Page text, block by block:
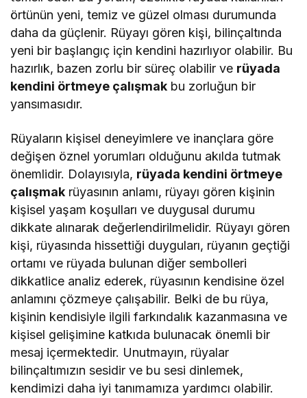
örtünün yeni, temiz ve güzel olması durumunda
daha da güçlenir. Rüyayı gören kişi, bilinçaltında
yeni bir başlangıç için kendini hazırlıyor olabilir. Bu
hazırlık, bazen zorlu bir süreç olabilir ve rüyada
kendini örtmeye çalışmak bu zorluğun bir
yansımasıdır.
Rüyaların kişisel deneyimlere ve inançlara göre
değişen öznel yorumları olduğunu akılda tutmak
önemlidir. Dolayısıyla, rüyada kendini örtmeye
çalışmak rüyasının anlamı, rüyayı gören kişinin
kişisel yaşam koşulları ve duygusal durumu
dikkate alınarak değerlendirilmelidir. Rüyayı gören
kişi, rüyasında hissettiği duyguları, rüyanın geçtiği
ortamı ve rüyada bulunan diğer sembolleri
dikkatlice analiz ederek, rüyasının kendisine özel
anlamını çözmeye çalışabilir. Belki de bu rüya,
kişinin kendisiyle ilgili farkındalık kazanmasına ve
kişisel gelişimine katkıda bulunacak önemli bir
mesaj içermektedir. Unutmayın, rüyalar
bilinçaltımızın sesidir ve bu sesi dinlemek,
kendimizi daha iyi tanımamıza yardımcı olabilir.